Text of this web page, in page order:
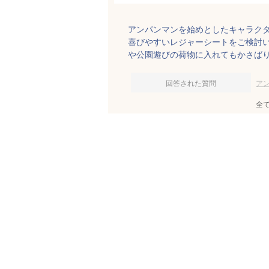
アンパンマンを始めとしたキャラク
喜びやすいレジャーシートをご検討
や公園遊びの荷物に入れてもかさば
回答された質問 ア
全